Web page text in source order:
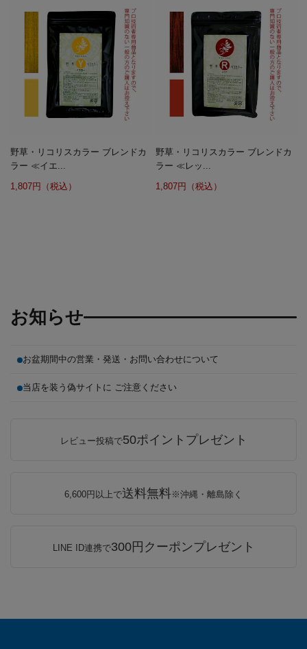
野草・リコリスカラー ブレンドカ
ラー ≪イエ...
1,807円（税込）
野草・リコリスカラー ブレンドカ
ラー ≪レッ...
1,807円（税込）
お知らせ
お盆期間中の営業・発送・お問い合わせについて
当店を装う偽サイトに ご注意ください
レビュー投稿で50ポイントプレゼント
6,600円以上で送料無料※沖縄・離島除く
LINE ID連携で300円クーポンプレゼント